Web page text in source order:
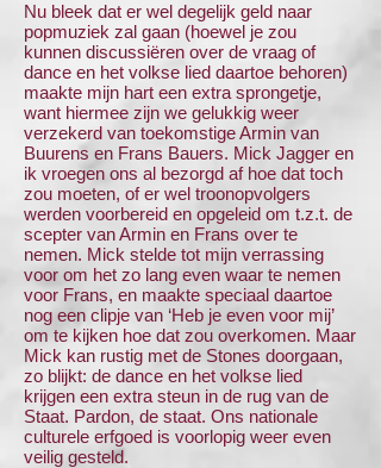
Nu bleek dat er wel degelijk geld naar
popmuziek zal gaan (hoewel je zou
kunnen discussiëren over de vraag of
dance en het volkse lied daartoe behoren)
maakte mijn hart een extra sprongetje,
want hiermee zijn we gelukkig weer
verzekerd van toekomstige Armin van
Buurens en Frans Bauers. Mick Jagger en
ik vroegen ons al bezorgd af hoe dat toch
zou moeten, of er wel troonopvolgers
werden voorbereid en opgeleid om t.z.t. de
scepter van Armin en Frans over te
nemen. Mick stelde tot mijn verrassing
voor om het zo lang even waar te nemen
voor Frans, en maakte speciaal daartoe
nog een clipje van ‘Heb je even voor mij’
om te kijken hoe dat zou overkomen. Maar
Mick kan rustig met de Stones doorgaan,
zo blijkt: de dance en het volkse lied
krijgen een extra steun in de rug van de
Staat. Pardon, de staat. Ons nationale
culturele erfgoed is voorlopig weer even
veilig gesteld.